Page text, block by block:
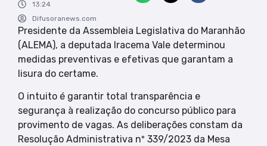
13:24
Difusoranews.com
Presidente da Assembleia Legislativa do Maranhão
(ALEMA), a deputada Iracema Vale determinou
medidas preventivas e efetivas que garantam a
lisura do certame.
O intuito é garantir total transparência e
segurança à realização do concurso público para
provimento de vagas. As deliberações constam da
Resolução Administrativa nº 339/2023 da Mesa